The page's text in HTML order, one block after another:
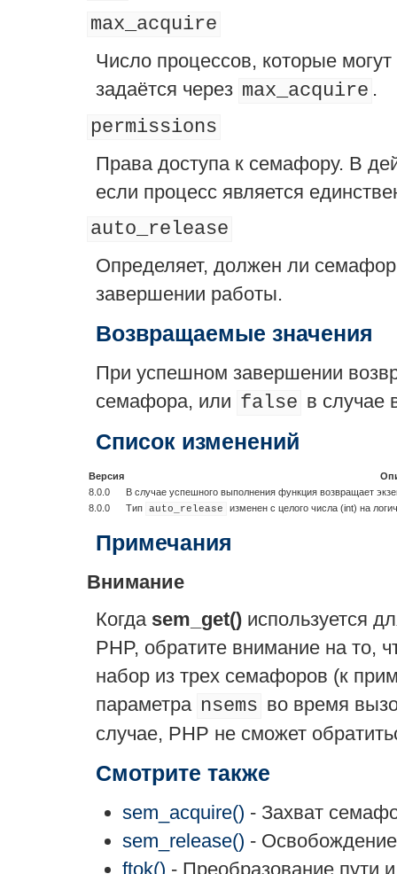
max_acquire
Число процессов, которые
задаётся через max_acquire .
permissions
Права доступа к семафору. В
если процесс является
auto_release
Определяет, должен ли
завершении работы.
Возвращаемые значения
При успешном завершении
семафора, или false в случае
Список изменений
Версия
8.0.0
В случае успешного выполнения функция возвращает
8.0.0
Тип auto_release изменен с целого числа (int) на
Примечания
Внимание
Когда sem_get() используется
PHP, обратите внимание на то,
набор из трех семафоров (к
параметра nsems во время
случае, PHP не сможет
Смотрите также
sem_acquire() - Захват
sem_release() -
ftok() - Преобразование пути